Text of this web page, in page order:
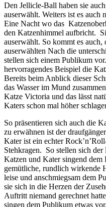
Den Jellicle-Ball haben sie
auserwählt. Weiters ist es auch
Eine Nacht wo das
den Katzenhimmel aufbricht.
auserwählt. So kommt es auch,
auserwählten Nach die
stellen sich einem Publikum
hervorragendes Beispiel die
Bereits beim Anblick dieser
das Wasser im Mund
Katze Victoria und das lässt
Katers schon mal höher
So präsentieren sich auch die
zu erwähnen ist der
Kater ist ein echter
Stehkragen. So stellen sich
Katzen und Kater singend dem
gemütliche, rundlich wirkende
leise und anschmiegsam dem
sie sich in die Herzen der
Auftritt niemand gerechnet
singen dem Publikum etwas